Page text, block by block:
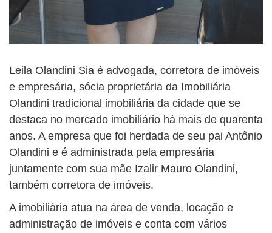
Leila Olandini Sia é advogada, corretora de imóveis
e empresária, sócia proprietária da Imobiliária
Olandini tradicional imobiliária da cidade que se
destaca no mercado imobiliário há mais de quarenta
anos. A empresa que foi herdada de seu pai Antônio
Olandini e é administrada pela empresária
juntamente com sua mãe Izalir Mauro Olandini,
também corretora de imóveis.
A imobiliária atua na área de venda, locação e
administração de imóveis e conta com vários